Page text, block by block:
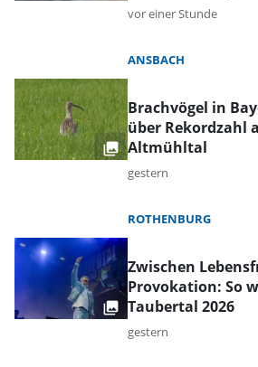
vor einer Stunde
ANSBACH
Brachvögel in
über Rekordzahl
Altmühltal
gestern
ROTHENBURG
Zwischen
Provokation: So
Taubertal 2026
gestern